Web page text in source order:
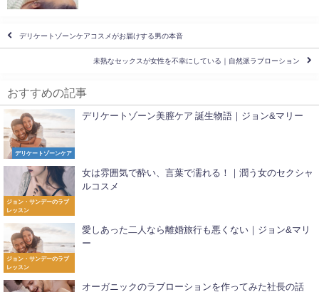
デリケートゾーンケアコスメがお届けする男の本音
未熟なセックスが女性を不幸にしている｜自然派ラブローション
おすすめの記事
デリケートゾーンケア
デリケートゾーン美膣ケア 誕生物語｜ジョン&マリー
ジョン・サンデーのラブ
レッスン
女は雰囲気で酔い、言葉で濡れる！｜潤う女のセクシャ
ルコスメ
ジョン・サンデーのラブ
レッスン
愛しあった二人なら離婚旅行も悪くない｜ジョン&マリ
ー
オーガニックのラブローションを作ってみた社長の話